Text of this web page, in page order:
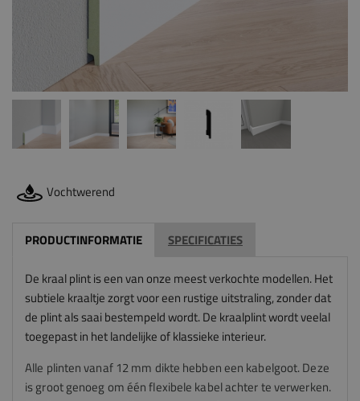
Vochtwerend
PRODUCTINFORMATIE SPECIFICATIES
De kraal plint is een van onze meest verkochte modellen. Het
subtiele kraaltje zorgt voor een rustige uitstraling, zonder dat
de plint als saai bestempeld wordt. De kraalplint wordt veelal
toegepast in het landelijke of klassieke interieur.
Alle plinten vanaf 12 mm dikte hebben een kabelgoot. Deze
is groot genoeg om één flexibele kabel achter te verwerken.